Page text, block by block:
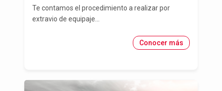
Te contamos el procedimiento a realizar por
extravio de equipaje...
Conocer más